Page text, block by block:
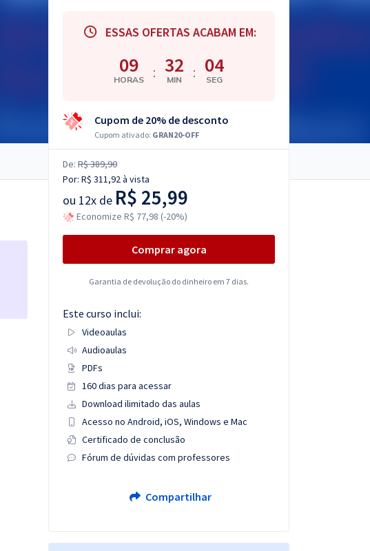
ESSAS OFERTAS ACABAM EM:
09
HORAS : 32
MIN : 03
SEG
Cupom de 20% de desconto
Cupom ativado: GRAN20-OFF
De: R$ 389,90
Por: R$ 311,92à vista
ou 12x de R$ 25,99
Economize R$ 77,98 (-20%)
Comprar agora
Garantia de devolução do dinheiro em 7 dias.
Este curso inclui:
Videoaulas
Audioaulas
PDFs
160 dias para acessar
Download ilimitado das aulas
Acesso no Android, iOS, Windows e Mac
Certificado de conclusão
Fórum de dúvidas com professores
Compartilhar